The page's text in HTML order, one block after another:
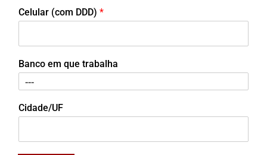
Celular (com DDD) *
Banco em que trabalha
Cidade/UF